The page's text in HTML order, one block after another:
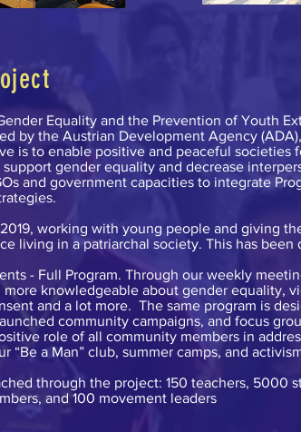
Equality and the Prevention of Youth
by the Austrian Development Agency
is to enable positive and peaceful societies
gender equality and decrease
and government capacities to integrate
working with young people and giving
living in a patriarchal society. This has been
- Full Program. Through our weekly
knowledgeable about gender equality,
and a lot more. The same program is
community campaigns, and focus
role of all community members in
“Be a Man” club, summer camps, and
through the project: 150 teachers, 5000
and 100 movement leaders